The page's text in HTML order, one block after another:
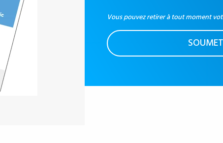
Vous pouvez retirer à tout moment